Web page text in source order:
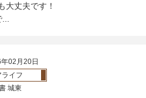
大丈夫です！
02月20日
ライフ
城東